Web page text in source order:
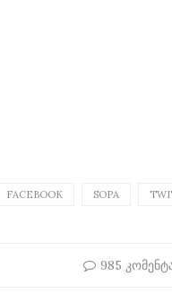
FACEBOOK SOPA
985